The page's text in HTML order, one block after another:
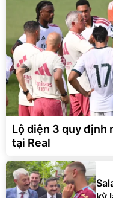
Lộ diện 3 quy định
tại Real